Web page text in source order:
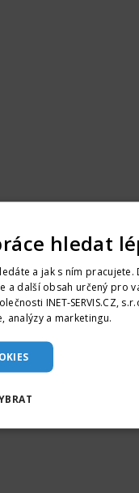
hledat
a jak s ním pracujete.
a další obsah určený pro
INET-SERVIS.CZ,
analýzy a marketingu.